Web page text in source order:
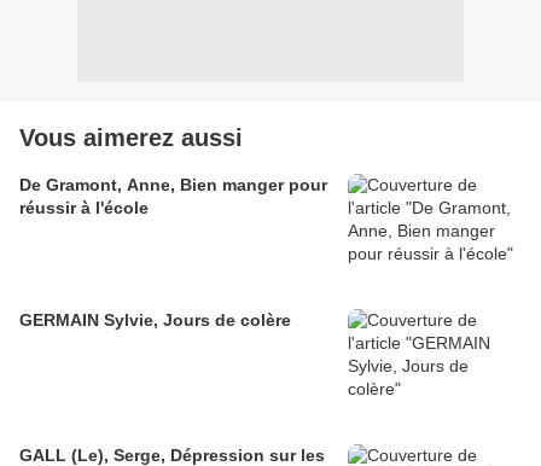
Vous aimerez aussi
De Gramont, Anne, Bien manger pour
réussir à l'école
GERMAIN Sylvie, Jours de colère
GALL (Le), Serge, Dépression sur les